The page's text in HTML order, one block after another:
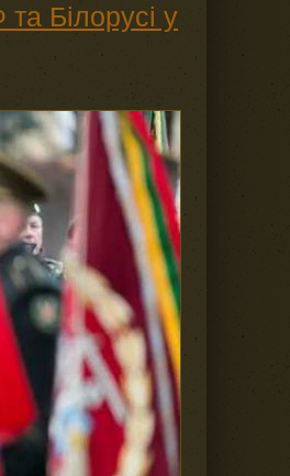
Білорусі у